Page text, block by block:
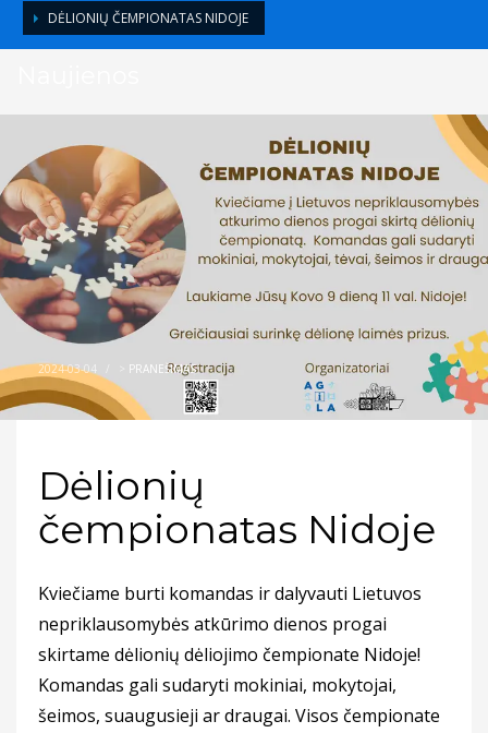
DĖLIONIŲ ČEMPIONATAS NIDOJE
2024-03-04 PRANEŠIMAS
Dėlionių
čempionatas Nidoje
Kviečiame burti komandas ir dalyvauti Lietuvos
nepriklausomybės atkūrimo dienos progai
skirtame dėlionių dėliojimo čempionate Nidoje!
Komandas gali sudaryti mokiniai, mokytojai,
šeimos, suaugusieji ar draugai. Visos čempionate